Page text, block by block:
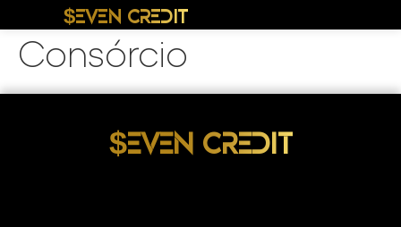
$EVEN CREDIT
Consórcio
$EVEN CREDIT